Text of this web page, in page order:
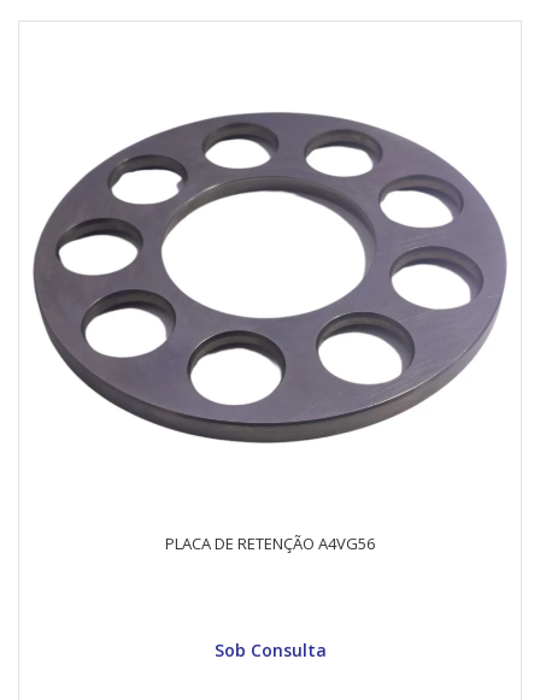
PLACA DE RETENÇÃO A4VG56
Sob Consulta